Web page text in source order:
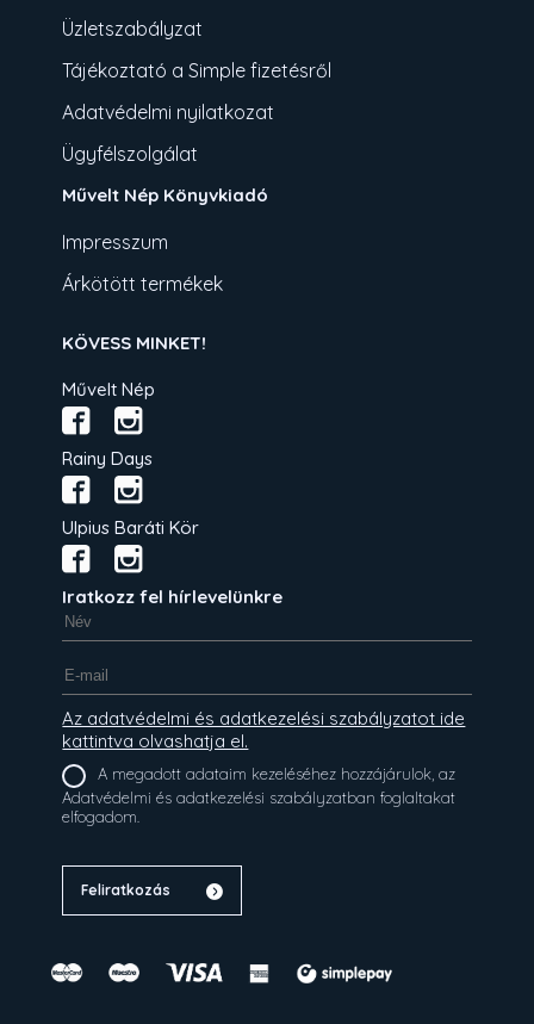
Üzletszabályzat
Tájékoztató a Simple fizetésről
Adatvédelmi nyilatkozat
Ügyfélszolgálat
Művelt Nép Könyvkiadó
Impresszum
Árkötött termékek
KÖVESS MINKET!
Művelt Nép
Rainy Days
Ulpius Baráti Kör
Iratkozz fel hírlevelünkre
Az adatvédelmi és adatkezelési szabályzatot ide
kattintva olvashatja el.
A megadott adataim kezeléséhez hozzájárulok, az
Adatvédelmi és adatkezelési szabályzatban foglaltakat
elfogadom.
Feliratkozás